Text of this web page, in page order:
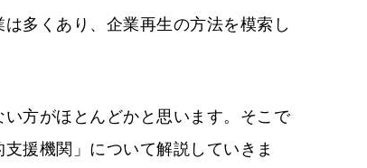
多くあり、企業再生の方法を模索し
方がほとんどかと思います。そこで
援機関」について解説していきま